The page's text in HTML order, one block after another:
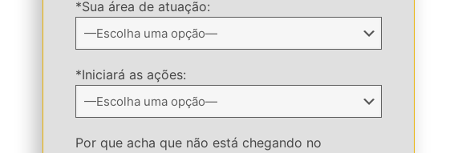
*Sua área de atuação:
*Iniciará as ações:
Por que acha que não está chegando no